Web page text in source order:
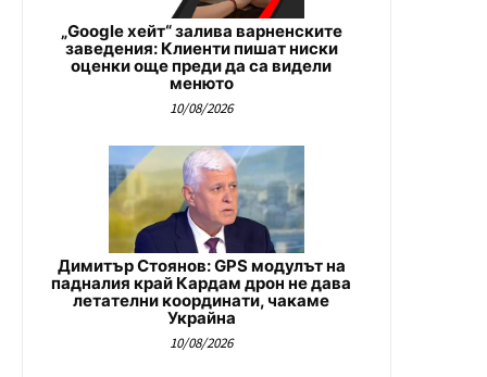
„Google хейт“ залива варненските
заведения: Клиенти пишат ниски
оценки още преди да са видели
менюто
10/08/2026
Димитър Стоянов: GPS модулът на
падналия край Кардам дрон не дава
летателни координати, чакаме
Украйна
10/08/2026